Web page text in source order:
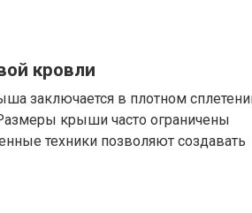
кровли
заключается в плотном
крыши часто ограничены
техники позволяют создавать